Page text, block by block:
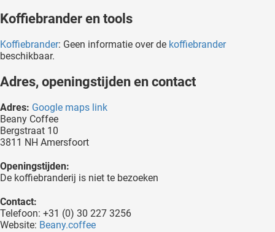
Koffiebrander en tools
Koffiebrander: Geen informatie over de koffiebrander
beschikbaar.
Adres, openingstijden en contact
Adres: Google maps link
Beany Coffee
Bergstraat 10
3811 NH Amersfoort
Openingstijden:
De koffiebranderij is niet te bezoeken
Contact:
Telefoon: +31 (0) 30 227 3256
Website: Beany.coffee